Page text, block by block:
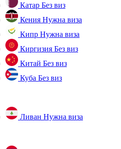
Катар Без виз
Кения Нужна виза
Кипр Нужна виза
Киргизия Без виз
Китай Без виз
Куба Без виз
Ливан Нужна виза